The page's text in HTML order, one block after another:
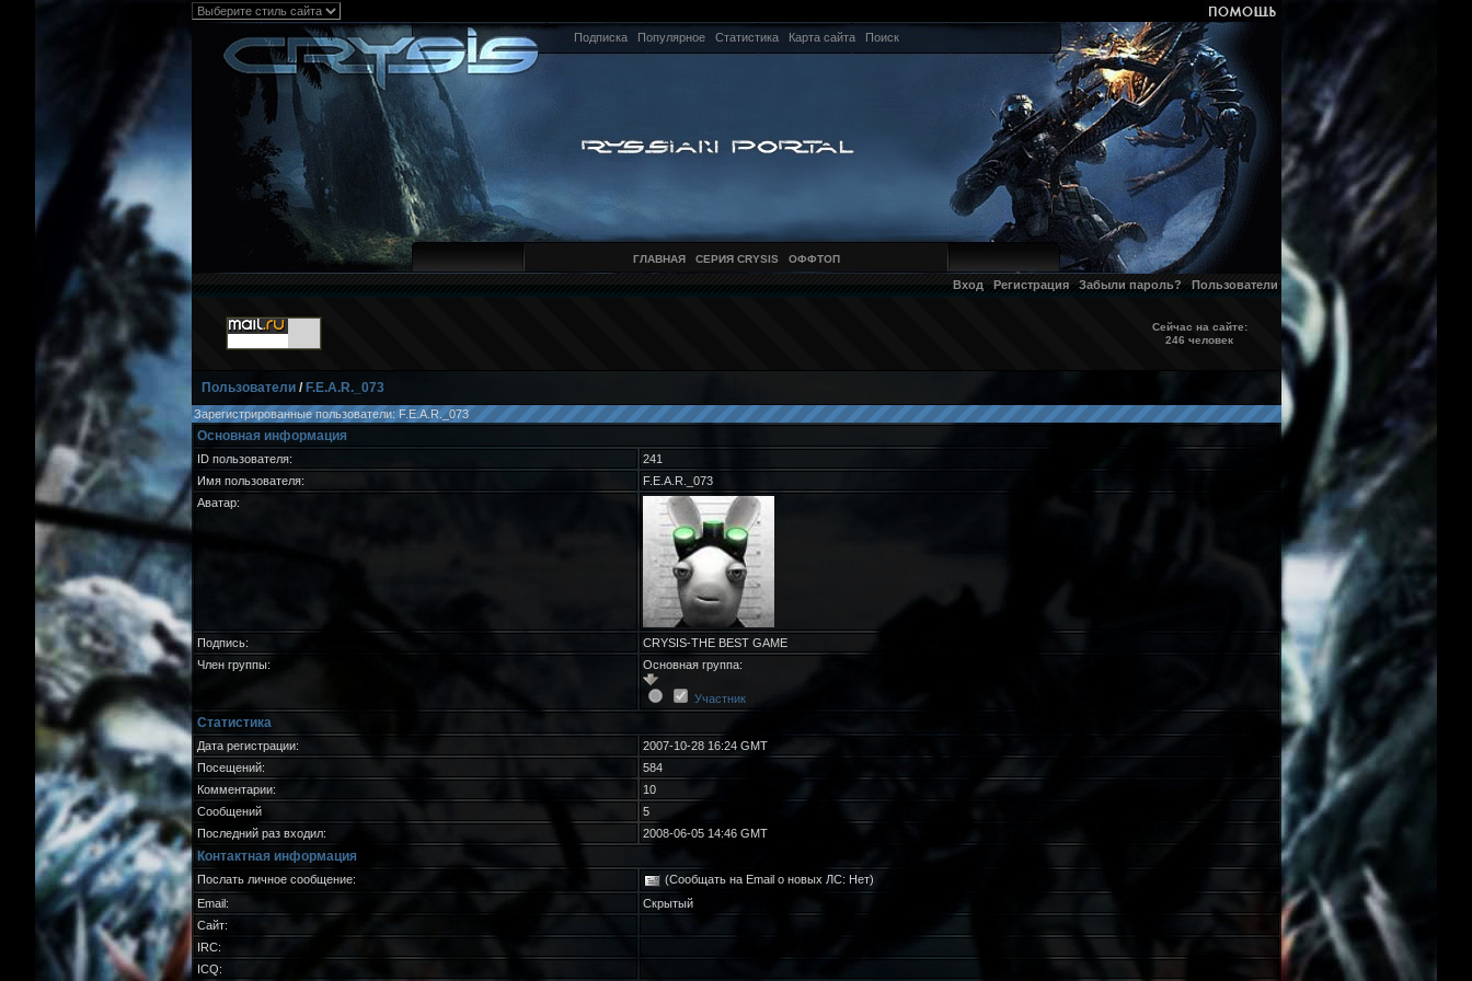
Подписка Популярное Статистика Карта сайта Поиск
ГЛАВНАЯ СЕРИЯ CRYSIS ОФФТОП
Вход Регистрация Забыли пароль? Пользователи
Сейчас на сайте:
246 человек
Пользователи/ F.E.A.R._073
Зарегистрированные пользователи: F.E.A.R._073
Основная информация
ID пользователя:
241
Имя пользователя:
F.E.A.R._073
Аватар:
Подпись:
CRYSIS-THE BEST GAME
Член группы:
Основная группа:
Участник
Статистика
Дата регистрации:
2007-10-28 16:24 GMT
Посещений:
584
Комментарии:
10
Сообщений
5
Последний раз входил:
2008-06-05 14:46 GMT
Контактная информация
Послать личное сообщение:
(Сообщать на Email о новых ЛС: Нет)
Email:
Скрытый
Сайт:
IRC:
ICQ: